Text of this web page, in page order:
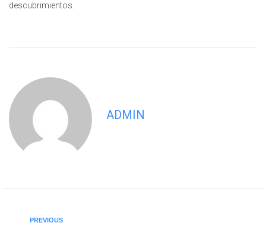
descubrimientos.
ADMIN
PREVIOUS